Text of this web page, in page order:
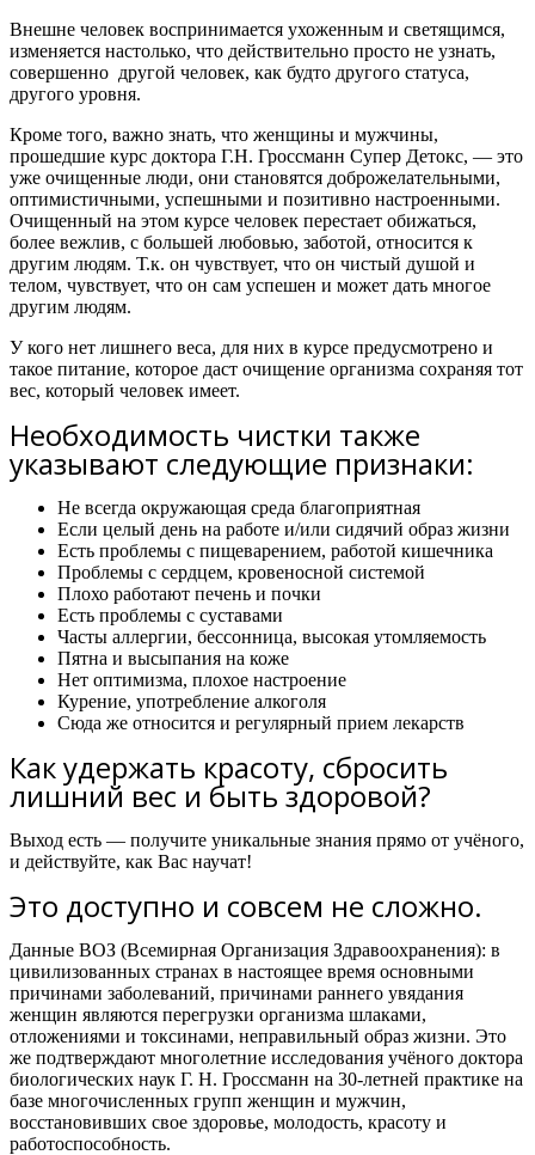
Внешне человек воспринимается ухоженным и светящимся,
изменяется настолько, что действительно просто не узнать,
совершенно другой человек, как будто другого статуса,
другого уровня.
Кроме того, важно знать, что женщины и мужчины,
прошедшие курс доктора Г.Н. Гроссманн Супер Детокс, — это
уже очищенные люди, они становятся доброжелательными,
оптимистичными, успешными и позитивно настроенными.
Очищенный на этом курсе человек перестает обижаться,
более вежлив, с большей любовью, заботой, относится к
другим людям. Т.к. он чувствует, что он чистый душой и
телом, чувствует, что он сам успешен и может дать многое
другим людям.
У кого нет лишнего веса, для них в курсе предусмотрено и
такое питание, которое даст очищение организма сохраняя тот
вес, который человек имеет.
Необходимость чистки также
указывают следующие признаки:
Не всегда окружающая среда благоприятная
Если целый день на работе и/или сидячий образ жизни
Есть проблемы с пищеварением, работой кишечника
Проблемы с сердцем, кровеносной системой
Плохо работают печень и почки
Есть проблемы с суставами
Часты аллергии, бессонница, высокая утомляемость
Пятна и высыпания на коже
Нет оптимизма, плохое настроение
Курение, употребление алкоголя
Сюда же относится и регулярный прием лекарств
Как удержать красоту, сбросить
лишний вес и быть здоровой?
Выход есть — получите уникальные знания прямо от учёного,
и действуйте, как Вас научат!
Это доступно и совсем не сложно.
Данные ВОЗ (Всемирная Организация Здравоохранения): в
цивилизованных странах в настоящее время основными
причинами заболеваний, причинами раннего увядания
женщин являются перегрузки организма шлаками,
отложениями и токсинами, неправильный образ жизни. Это
же подтверждают многолетние исследования учёного доктора
биологических наук Г. Н. Гроссманн на 30-летней практике на
базе многочисленных групп женщин и мужчин,
восстановивших свое здоровье, молодость, красоту и
работоспособность.